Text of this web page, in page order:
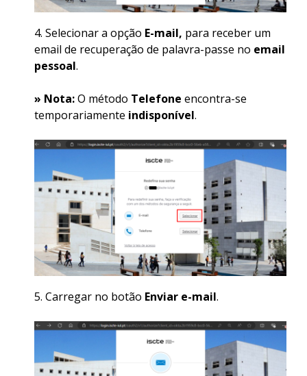
Selecionar a opção E-mail, para receber um
email de recuperação de palavra-passe no email
pessoal.
» Nota:O método Telefone encontra-se
temporariamente indisponível.
Carregar no botão Enviar e-mail.